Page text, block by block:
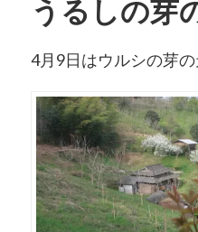
うるしの芽
4月9日はウルシの芽の